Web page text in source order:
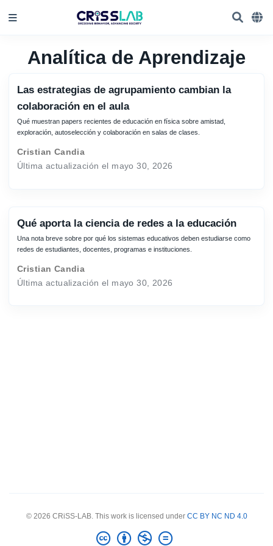
Analítica de Aprendizaje
Las estrategias de agrupamiento cambian la
colaboración en el aula
Qué muestran papers recientes de educación en física sobre amistad,
exploración, autoselección y colaboración en salas de clases.
Cristian Candia
Última actualización el mayo 30, 2026
Qué aporta la ciencia de redes a la educación
Una nota breve sobre por qué los sistemas educativos deben estudiarse como
redes de estudiantes, docentes, programas e instituciones.
Cristian Candia
Última actualización el mayo 30, 2026
© 2026 CRiSS-LAB. This work is licensed under CC BY NC ND 4.0